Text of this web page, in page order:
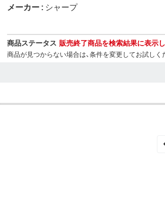
メーカー シャープ
商品ステータス 販売終了商品を検索結果に表示
商品が見つからない場合は、条件を変更してお試しく